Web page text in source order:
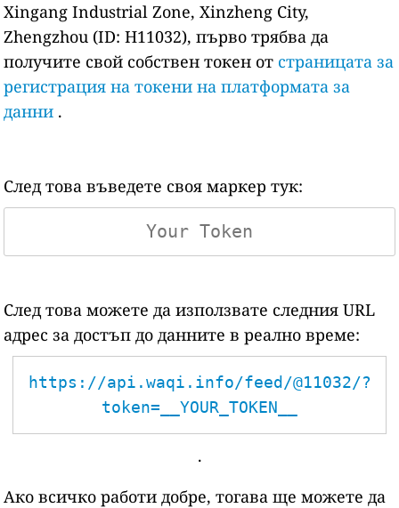
Xingang Industrial Zone, Xinzheng City,
Zhengzhou (ID: H11032), първо трябва да
получите свой собствен токен от страницата за
регистрация на токени на платформата за
данни .
След това въведете своя маркер тук:
След това можете да използвате следния URL
адрес за достъп до данните в реално време:
https://api.waqi.info/feed/@11032/?
token=__YOUR_TOKEN__
.
Ако всичко работи добре, тогава ще можете да